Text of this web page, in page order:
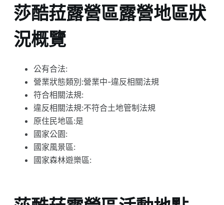
莎酷菈露營區露營地區狀
況概覽
公有合法:
營業狀態類別:營業中-違反相關法規
符合相關法規:
違反相關法規:不符合土地管制法規
原住民地區:是
國家公園:
國家風景區:
國家森林遊樂區: